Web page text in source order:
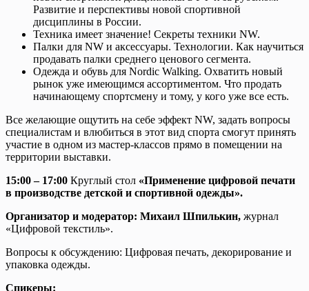
Развитие и перспективы новой спортивной
дисциплины в России.
Техника имеет значение! Секреты техники NW.
Палки для NW и аксессуары. Технологии. Как научиться
продавать палки среднего ценового сегмента.
Одежда и обувь для Nordic Walking. Охватить новый
рынок уже имеющимся ассортиментом. Что продать
начинающему спортсмену и тому, у кого уже все есть.
Все желающие ощутить на себе эффект NW, задать вопросы
специалистам и влюбиться в этот вид спорта смогут принять
участие в одном из мастер-классов прямо в помещении на
территории выставки.
15:00 – 17:00 Круглый стол «Применение цифровой печати
в производстве детской и спортивной одежды».
Организатор и модератор: Михаил Шпилькин, журнал
«Цифровой текстиль».
Вопросы к обсуждению: Цифровая печать, декорирование и
упаковка одежды.
Спикеры: